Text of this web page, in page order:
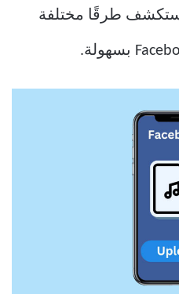
طرقًا مختلفة